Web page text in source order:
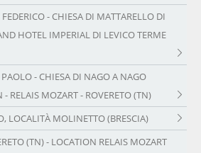
- CHIESA DI MATTARELLO DI
HOTEL IMPERIAL DI LEVICO TERME
- CHIESA DI NAGO A NAGO
RELAIS MOZART - ROVERETO (TN)
LOCALITÀ MOLINETTO (BRESCIA)
(TN) - LOCATION RELAIS MOZART